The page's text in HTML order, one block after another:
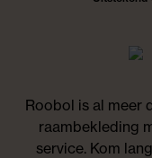
Roobol is al meer
raambekleding
service. Kom